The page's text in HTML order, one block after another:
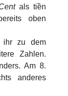
alstiền
oben
ihr zu dem
Zahlen.
Am 8.
anderes